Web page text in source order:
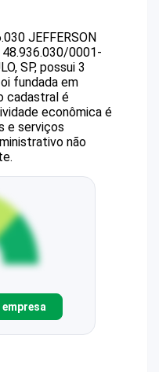
JEFFERSON
48.936.030/0001-
SP, possui 3
fundada em
cadastral é
econômica é
e serviços
não